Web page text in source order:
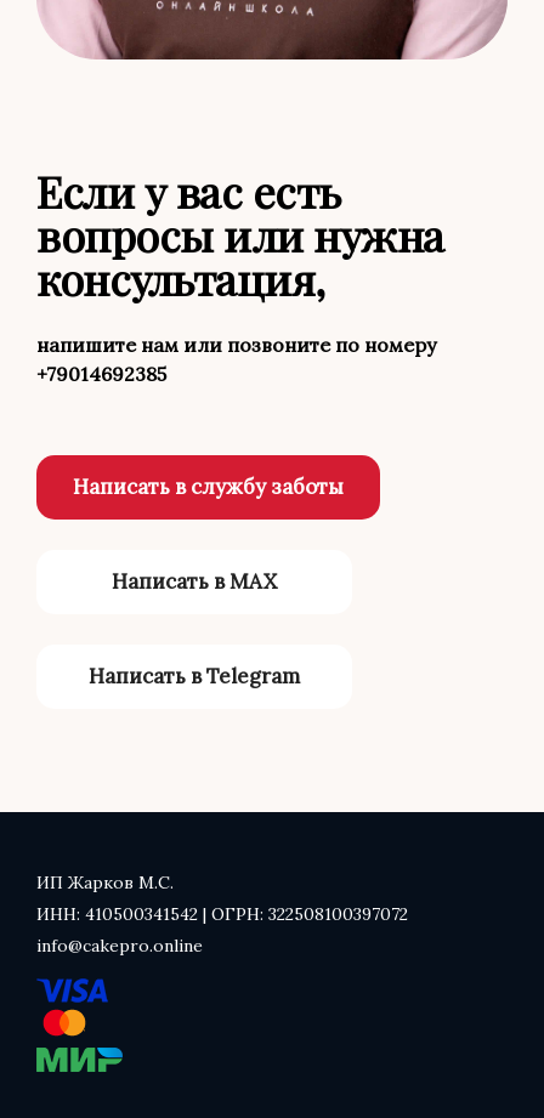
Если у вас есть
вопросы или нужна
консультация,
напишите нам или позвоните по номеру
+79014692385
Написать в службу заботы
Написать в MAX
Написать в Telegram
ИП Жарков М.С.
ИНН: 410500341542 | ОГРН: 322508100397072
info@cakepro.online